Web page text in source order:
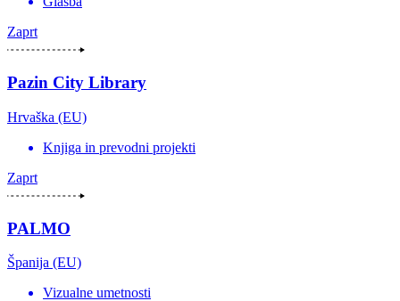
Zaprt
Pazin City Library
Hrvaška (EU)
Knjiga in prevodni projekti
Zaprt
PALMO
Španija (EU)
Vizualne umetnosti